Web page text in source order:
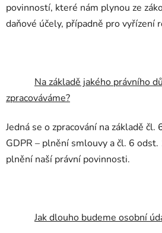
povinností, které nám plynou ze
daňové účely, případně pro vyřízení
Na základě jakého právního
zpracováváme?
Jedná se o zpracování na základě čl.
GDPR – plnění smlouvy a čl. 6 odst.
plnění naší právní povinnosti.
Jak dlouho budeme osobní